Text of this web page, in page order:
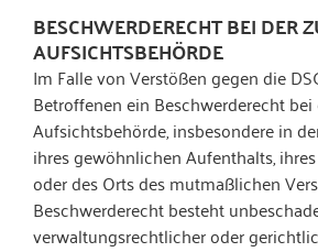
BESCHWERDE­RECHT BEI DER
AUFSICHTS­BEHÖRDE
Im Falle von Verstößen gegen die
Betroffenen ein Beschwerderecht
Aufsichtsbehörde, insbesondere in
ihres gewöhnlichen Aufenthalts,
oder des Orts des mutmaßlichen
Beschwerderecht besteht
verwaltungsrechtlicher oder